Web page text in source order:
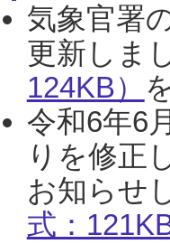
気象官署
更新しま
124KB）
令和6年6
りを修正
お知らせ
式：121KB